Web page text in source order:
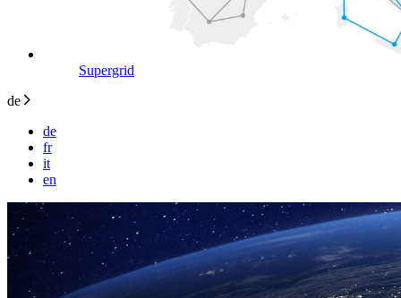
Supergrid
de
de
fr
it
en